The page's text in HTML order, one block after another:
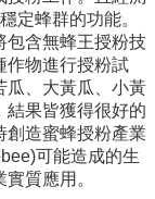
定蜂群的功能。
包含無蜂王授粉技
作物進行授粉試
瓜、大黃瓜、小黃
結果皆獲得很好的
創造蜜蜂授粉產業
可能造成的生
質應用。